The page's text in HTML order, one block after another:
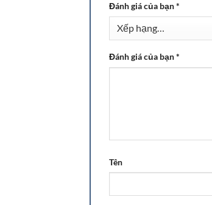
Đánh giá của bạn*
Đánh giá của bạn*
Tên